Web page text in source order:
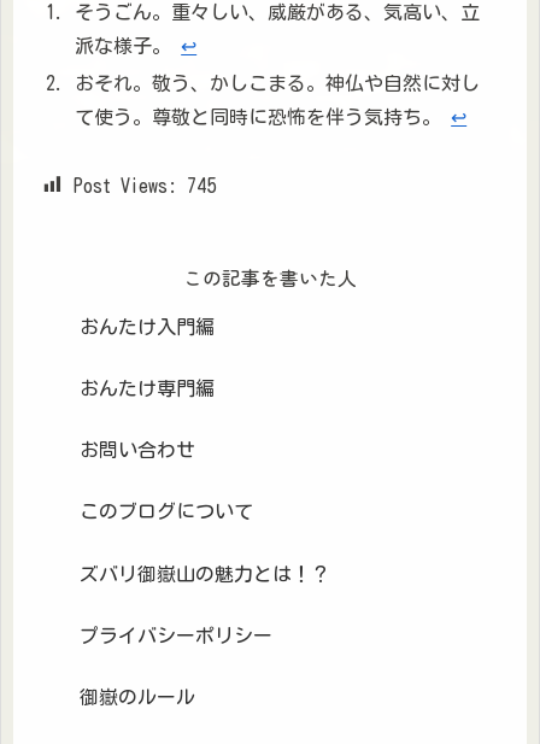
そうごん。重々しい、威厳がある、気高い、立
派な様子。↩︎
おそれ。敬う、かしこまる。神仏や自然に対し
て使う。尊敬と同時に恐怖を伴う気持ち。↩︎
Post Views: 745
この記事を書いた人
おんたけ入門編
おんたけ専門編
お問い合わせ
このブログについて
ズバリ御嶽山の魅力とは！？
プライバシーポリシー
御嶽のルール